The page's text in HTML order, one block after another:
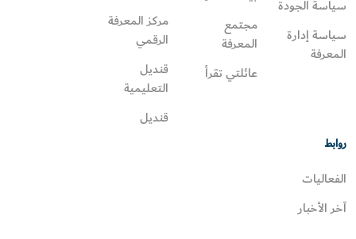
سياسة الجودة
سياسة إدارة
المعرفة
مجتمع
المعرفة
عائلتي تقرأ‎
مركز المعرفة
الرقمي
قنديل
التعليمية
قنديل
روابط
الفعاليات
آخر الأخبار